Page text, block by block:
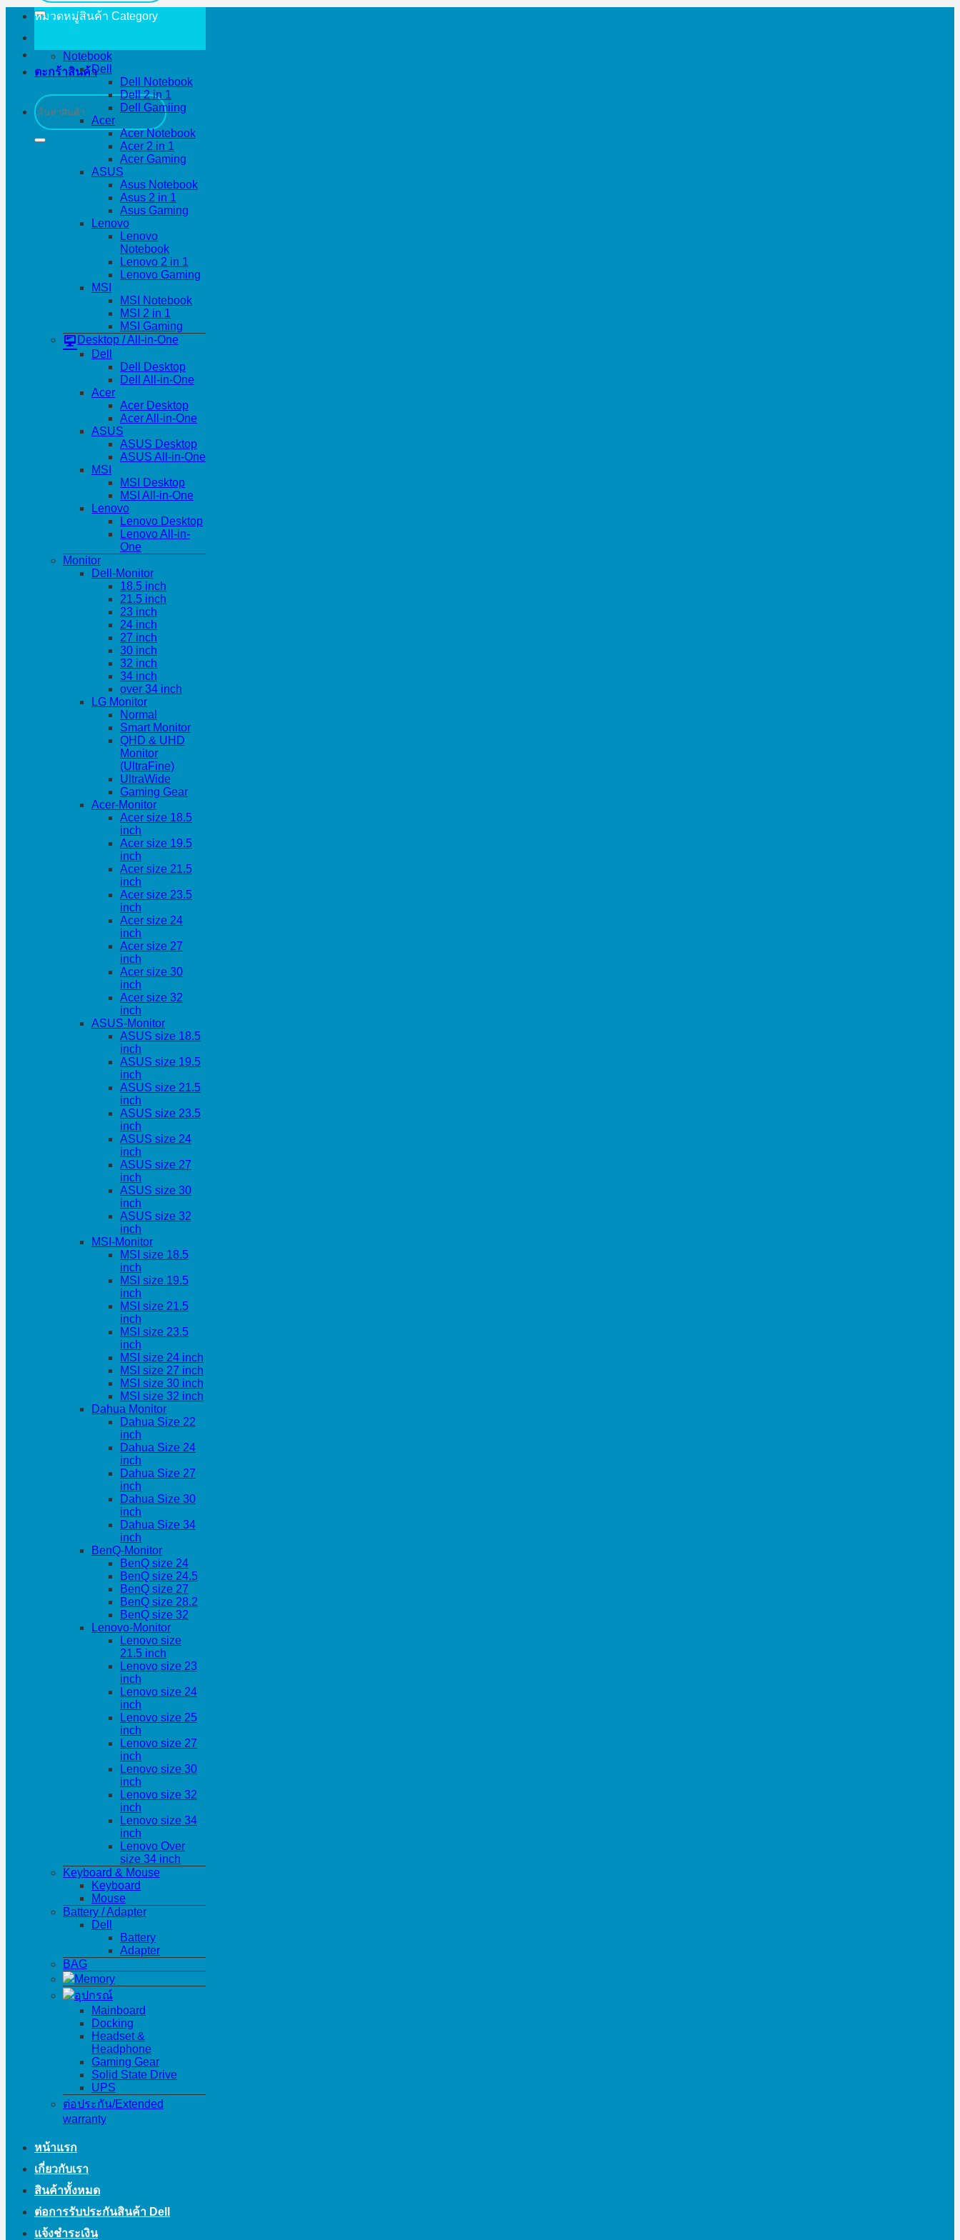
ตะกร้าสินค้า
ค้นหา:
หมวดหมู่สินค้า Category
Notebook
Dell
Dell Notebook
Dell 2 in 1
Dell Gamiing
Acer
Acer Notebook
Acer 2 in 1
Acer Gaming
ASUS
Asus Notebook
Asus 2 in 1
Asus Gaming
Lenovo
Lenovo
Notebook
Lenovo 2 in 1
Lenovo Gaming
MSI
MSI Notebook
MSI 2 in 1
MSI Gaming
Desktop / All-in-One
Dell
Dell Desktop
Dell All-in-One
Acer
Acer Desktop
Acer All-in-One
ASUS
ASUS Desktop
ASUS All-in-One
MSI
MSI Desktop
MSI All-in-One
Lenovo
Lenovo Desktop
Lenovo All-in-
One
Monitor
Dell-Monitor
18.5 inch
21.5 inch
23 inch
24 inch
27 inch
30 inch
32 inch
34 inch
over 34 inch
LG Monitor
Normal
Smart Monitor
QHD & UHD
Monitor
(UltraFine)
UltraWide
Gaming Gear
Acer-Monitor
Acer size 18.5
inch
Acer size 19.5
inch
Acer size 21.5
inch
Acer size 23.5
inch
Acer size 24
inch
Acer size 27
inch
Acer size 30
inch
Acer size 32
inch
ASUS-Monitor
ASUS size 18.5
inch
ASUS size 19.5
inch
ASUS size 21.5
inch
ASUS size 23.5
inch
ASUS size 24
inch
ASUS size 27
inch
ASUS size 30
inch
ASUS size 32
inch
MSI-Monitor
MSI size 18.5
inch
MSI size 19.5
inch
MSI size 21.5
inch
MSI size 23.5
inch
MSI size 24 inch
MSI size 27 inch
MSI size 30 inch
MSI size 32 inch
Dahua Monitor
Dahua Size 22
inch
Dahua Size 24
inch
Dahua Size 27
inch
Dahua Size 30
inch
Dahua Size 34
inch
BenQ-Monitor
BenQ size 24
BenQ size 24.5
BenQ size 27
BenQ size 28.2
BenQ size 32
Lenovo-Monitor
Lenovo size
21.5 inch
Lenovo size 23
inch
Lenovo size 24
inch
Lenovo size 25
inch
Lenovo size 27
inch
Lenovo size 30
inch
Lenovo size 32
inch
Lenovo size 34
inch
Lenovo Over
size 34 inch
Keyboard & Mouse
Keyboard
Mouse
Battery / Adapter
Dell
Battery
Adapter
BAG
Memory
อุปกรณ์
Mainboard
Docking
Headset &
Headphone
Gaming Gear
Solid State Drive
UPS
ต่อประกัน/Extended
warranty
หน้าแรก
เกี่ยวกับเรา
สินค้าทั้งหมด
ต่อการรับประกันสินค้า Dell
แจ้งชำระเงิน